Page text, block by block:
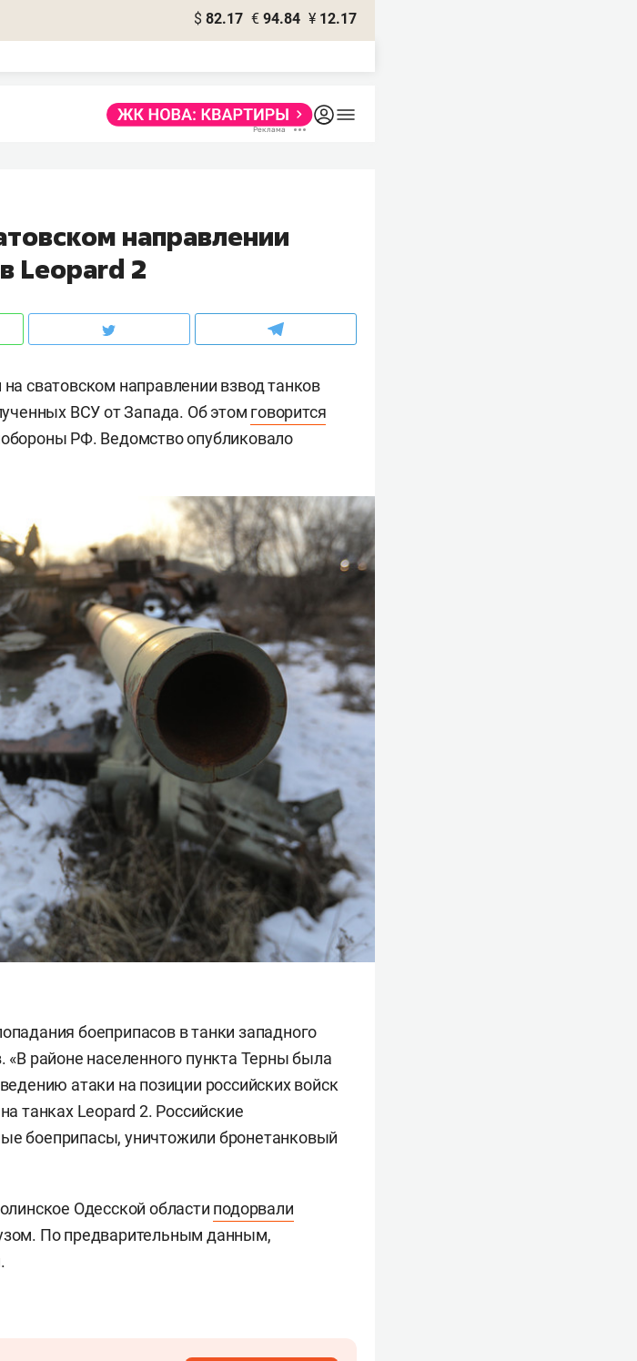
$ 82.17 € 94.84 ¥ 12.17
направлении
Leopard 2
сватовском направлении взвод танков
ВСУ от Запада. Об этом говорится
РФ. Ведомство опубликовало
боеприпасов в танки западного
«В районе населенного пункта Терны была
атаки на позиции российских войск
танках Leopard 2. Российские
боеприпасы, уничтожили бронетанковый
Одесской области подорвали
По предварительным данным,